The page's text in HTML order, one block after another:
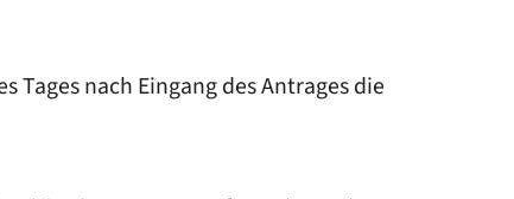
nach Eingang des Antrages die